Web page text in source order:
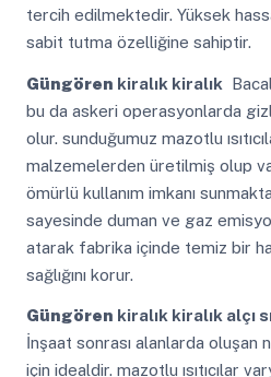
tercih edilmektedir. Yüksek
sabit tutma özelliğine sahiptir.
Güngören kiralık kiralık
bu da askeri operasyonlarda
olur. sunduğumuz mazotlu
malzemelerden üretilmiş olup
ömürlü kullanım imkanı
sayesinde duman ve gaz
atarak fabrika içinde temiz bir
sağlığını korur.
Güngören kiralık kiralık alçı
İnşaat sonrası alanlarda oluşan
için idealdir. mazotlu ısıtıcılar